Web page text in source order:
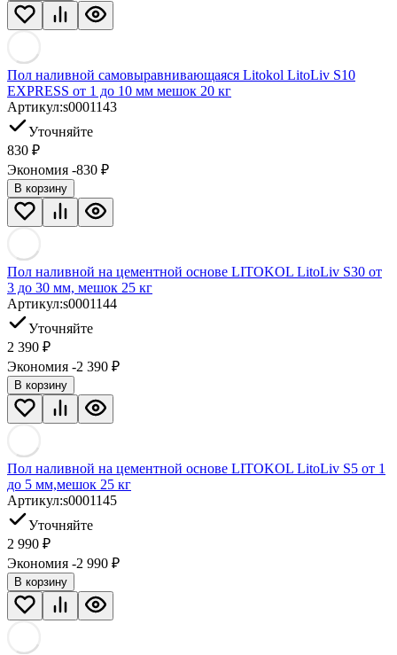
Пол наливной самовыравнивающаяся Litokol LitoLiv S10
EXPRESS от 1 до 10 мм мешок 20 кг
Артикул:s0001143
Уточняйте
830 ₽
Экономия -830 ₽
В корзину
Пол наливной на цементной основе LITOKOL LitoLiv S30 от
3 до 30 мм, мешок 25 кг
Артикул:s0001144
Уточняйте
2 390 ₽
Экономия -2 390 ₽
В корзину
Пол наливной на цементной основе LITOKOL LitoLiv S5 от 1
до 5 мм,мешок 25 кг
Артикул:s0001145
Уточняйте
2 990 ₽
Экономия -2 990 ₽
В корзину